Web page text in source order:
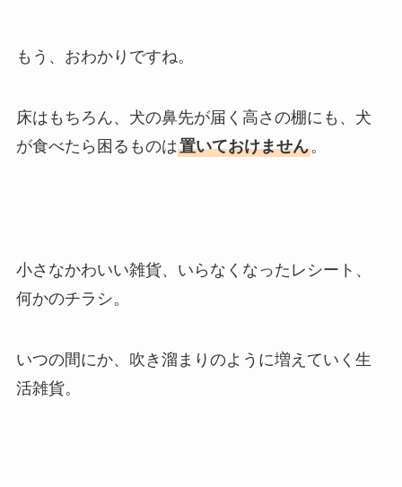
もう、おわかりですね。
床はもちろん、犬の鼻先が届く高さの棚にも、犬
が食べたら困るものは置いておけません。
小さなかわいい雑貨、いらなくなったレシート、
何かのチラシ。
いつの間にか、吹き溜まりのように増えていく生
活雑貨。